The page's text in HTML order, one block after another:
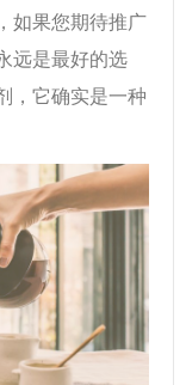
如果您期待推广
远是最好的选
，它确实是一种